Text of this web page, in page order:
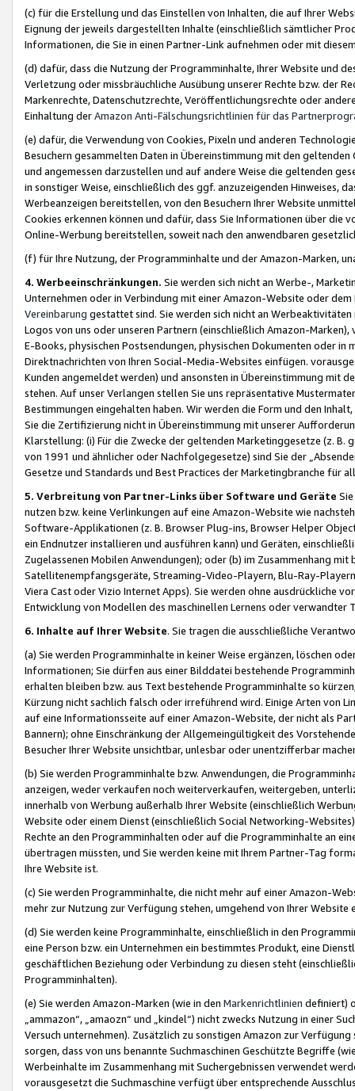
(c) für die Erstellung und das Einstellen von Inhalten, die auf Ihrer
Eignung der jeweils dargestellten Inhalte (einschließlich sämtlicher
Informationen, die Sie in einen Partner-Link aufnehmen oder mit
(d) dafür, dass die Nutzung der Programminhalte, Ihrer Website und
Verletzung oder missbräuchliche Ausübung unserer Rechte bzw. der
Markenrechte, Datenschutzrechte, Veröffentlichungsrechte oder
Einhaltung derAmazon Anti-Fälschungsrichtlinien für das
(e) dafür, die Verwendung von Cookies, Pixeln und anderen
Besuchern gesammelten Daten in Übereinstimmung mit den
und angemessen darzustellen und auf andere Weise die geltenden
in sonstiger Weise, einschließlich des ggf. anzuzeigenden Hinweises,
Werbeanzeigen bereitstellen, von den Besuchern Ihrer Website
Cookies erkennen können und dafür, dass Sie Informationen über die
Online-Werbung bereitstellen, soweit nach den anwendbaren
(f) für Ihre Nutzung, der Programminhalte und der Amazon-Marken,
4. Werbeeinschränkungen. Sie werden sich nicht an Werbe-,
Unternehmen oder in Verbindung mit einer Amazon-Website oder
Vereinbarung gestattet sind. Sie werden sich nicht an
Logos von uns oder unseren Partnern (einschließlich Amazon-
E-Books, physischen Postsendungen, physischen Dokumenten oder in
Direktnachrichten von Ihren Social-Media-Websites einfügen.
Kunden angemeldet werden) und ansonsten in Übereinstimmung mit
stehen. Auf unser Verlangen stellen Sie uns repräsentative
Bestimmungen eingehalten haben. Wir werden die Form und den
Sie die Zertifizierung nicht in Übereinstimmung mit unserer
Klarstellung: (i) Für die Zwecke der geltenden Marketinggesetze (z. B.
von 1991 und ähnlicher oder Nachfolgegesetze) sind Sie der
Gesetze und Standards und Best Practices der Marketingbranche für
5. Verbreitung von Partner-Links über Software und Geräte
nutzen bzw. keine Verlinkungen auf eine Amazon-Website wie
Software-Applikationen (z. B. Browser Plug-ins, Browser Helper
ein Endnutzer installieren und ausführen kann) und Geräten,
Zugelassenen Mobilen Anwendungen); oder (b) im Zusammenhang
Satellitenempfangsgeräte, Streaming-Video-Playern, Blu-Ray-
Viera Cast oder Vizio Internet Apps). Sie werden ohne ausdrückliche
Entwicklung von Modellen des maschinellen Lernens oder
6. Inhalte auf Ihrer Website. Sie tragen die ausschließliche
(a) Sie werden Programminhalte in keiner Weise ergänzen, löschen
Informationen; Sie dürfen aus einer Bilddatei bestehende
erhalten bleiben bzw. aus Text bestehende Programminhalte so
Kürzung nicht sachlich falsch oder irreführend wird. Einige Arten von
auf eine Informationsseite auf einer Amazon-Website, der nicht als
Bannern); ohne Einschränkung der Allgemeingültigkeit des
Besucher Ihrer Website unsichtbar, unlesbar oder unentzifferbar
(b) Sie werden Programminhalte bzw. Anwendungen, die
anzeigen, weder verkaufen noch weiterverkaufen, weitergeben,
innerhalb von Werbung außerhalb Ihrer Website (einschließlich
Website oder einem Dienst (einschließlich Social Networking-
Rechte an den Programminhalten oder auf die Programminhalte an
übertragen müssten, und Sie werden keine mit Ihrem Partner-Tag
Ihre Website ist.
(c) Sie werden Programminhalte, die nicht mehr auf einer Amazon-
mehr zur Nutzung zur Verfügung stehen, umgehend von Ihrer
(d) Sie werden keine Programminhalte, einschließlich in den
eine Person bzw. ein Unternehmen ein bestimmtes Produkt, eine
geschäftlichen Beziehung oder Verbindung zu diesen steht
Programminhalten).
(e) Sie werden Amazon-Marken (wie in den Markenrichtlinien definiert)
„ammazon“, „amaozn“ und „kindel“) nicht zwecks Nutzung in einer
Versuch unternehmen). Zusätzlich zu sonstigen Amazon zur
sorgen, dass von uns benannte Suchmaschinen Geschützte Begriffe
Werbeinhalte im Zusammenhang mit Suchergebnissen verwendet
vorausgesetzt die Suchmaschine verfügt über entsprechende